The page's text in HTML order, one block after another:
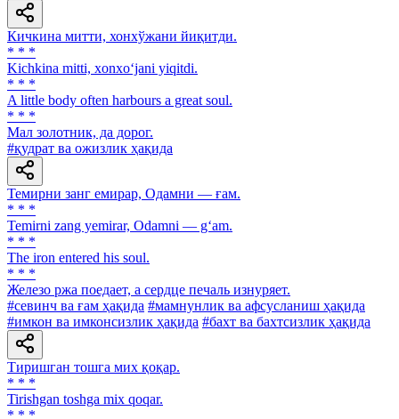
Кичкина митти, хонхўжани йиқитди.
* * *
Kichkina mitti, xonxo‘jani yiqitdi.
* * *
A little body often harbours a great soul.
* * *
Мал золотник, да дорог.
#қудрат ва ожизлик ҳақида
Темирни занг емирар, Одамни — ғам.
* * *
Temirni zang yemirar, Odamni — g‘am.
* * *
The iron entered his soul.
* * *
Железо ржа поедает, а сердце печаль изнуряет.
#севинч ва ғам ҳақида #мамнунлик ва афсусланиш ҳақида
#имкон ва имконсизлик ҳақида #бахт ва бахтсизлик ҳақида
Тиришган тошга мих қоқар.
* * *
Tirishgan toshga mix qoqar.
* * *